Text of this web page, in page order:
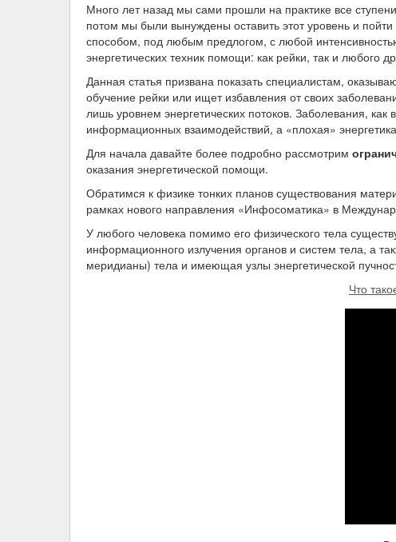
Много лет назад мы сами прошли на практике все
потом мы были вынуждены оставить этот уровень и
способом, под любым предлогом, с любой
энергетических техник помощи: как рейки, так и любого
Данная статья призвана показать специалистам,
обучение рейки или ищет избавления от своих
лишь уровнем энергетических потоков. Заболевания,
информационных взаимодействий, а «плохая»
Для начала давайте более подробно рассмотрим
оказания энергетической помощи.
Обратимся к физике тонких планов существования
рамках нового направления «Инфосоматика» в
У любого человека помимо его физического тела
информационного излучения органов и систем тела, а
меридианы) тела и имеющая узлы энергетической
Что